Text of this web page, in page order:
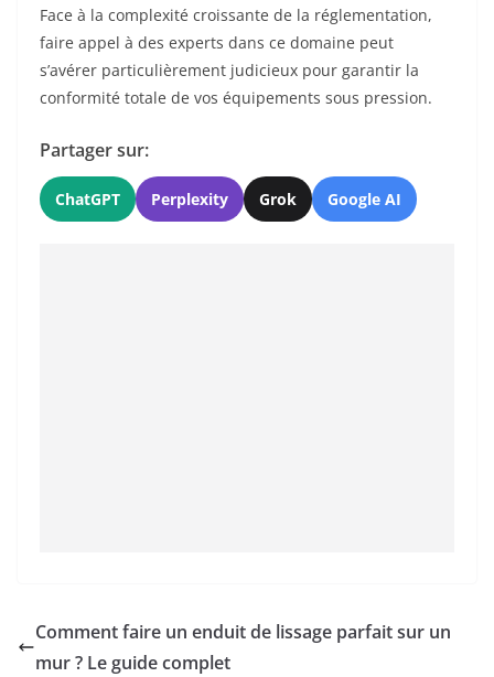
Face à la complexité croissante de la réglementation,
faire appel à des experts dans ce domaine peut
s’avérer particulièrement judicieux pour garantir la
conformité totale de vos équipements sous pression.
Partager sur:
ChatGPT Perplexity Grok Google AI
Comment faire un enduit de lissage parfait sur un
mur ? Le guide complet